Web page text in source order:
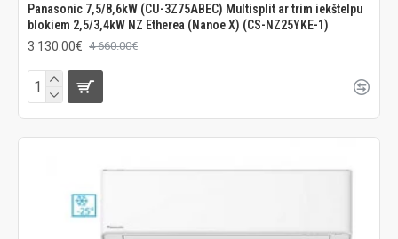
Panasonic 7,5/8,6kW (CU-3Z75ABEC) Multisplit ar trim iekštelpu
blokiem 2,5/3,4kW NZ Etherea (Nanoe X) (CS-NZ25YKE-1)
3 130.00€ 4 660.00€